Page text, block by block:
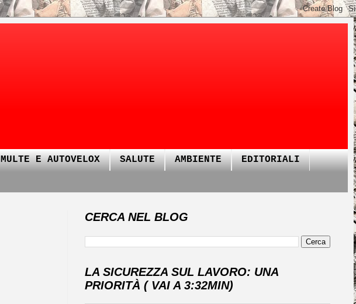
MULTE E AUTOVELOX SALUTE AMBIENTE EDITORIALI
CERCA NEL BLOG
LA SICUREZZA SUL LAVORO: UNA
PRIORITÀ ( VAI A 3:32MIN)